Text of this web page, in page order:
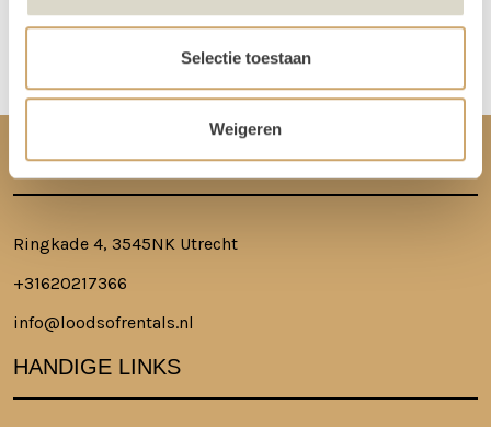
Selectie toestaan
Weigeren
of vlekken. We doen ons best de items zo netjes mogelijk bij je af te leveren.
CONTACT
Ringkade 4, 3545NK Utrecht
+31620217366
info@loodsofrentals.nl
HANDIGE LINKS